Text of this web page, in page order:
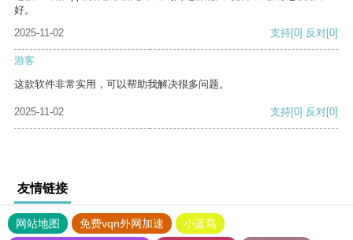
好。
2025-11-02
支持[0] 反对[0]
游客
这款软件非常实用，可以帮助我解决很多问题。
2025-11-02 支持[0] 反对[0]
友情链接
网站地图 免费vqn外网加速
小蓝鸟